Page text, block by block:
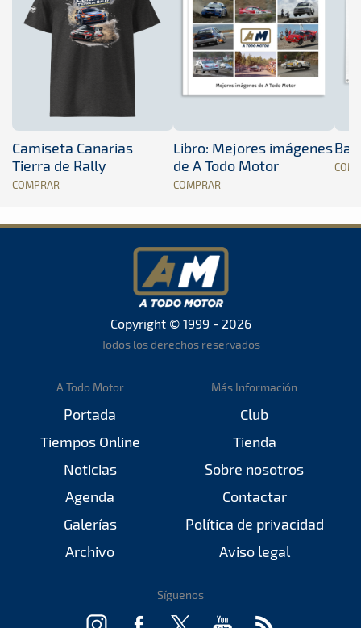
Camiseta Canarias
Tierra de Rally
COMPRAR
Libro: Mejores imágenes
de A Todo Motor
COMPRAR
Copyright © 1999 - 2026
Todos los derechos reservados
A Todo Motor
Portada
Tiempos Online
Noticias
Agenda
Galerías
Archivo
Más Información
Club
Tienda
Sobre nosotros
Contactar
Política de privacidad
Aviso legal
Síguenos